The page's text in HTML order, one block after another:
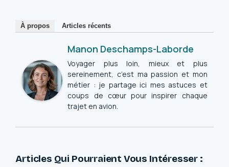
À propos Articles récents
Manon Deschamps-Laborde
Voyager plus loin, mieux et plus
sereinement, c’est ma passion et mon
métier : je partage ici mes astuces et
coups de cœur pour inspirer chaque
trajet en avion.
Articles Qui Pourraient Vous Intéresser :